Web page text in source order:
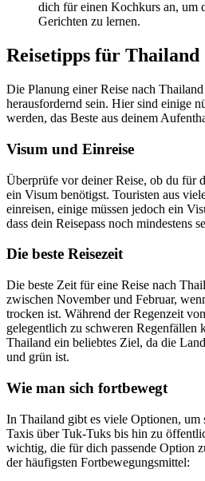
dich für einen Kochkurs an, um
Gerichten zu lernen.
Reisetipps für Thailand
Die Planung einer Reise nach
herausfordernd sein. Hier sind einige
werden, das Beste aus deinem
Visum und Einreise
Überprüfe vor deiner Reise, ob du für
ein Visum benötigst. Touristen aus
einreisen, einige müssen jedoch ein
dass dein Reisepass noch mindestens
Die beste Reisezeit
Die beste Zeit für eine Reise nach
zwischen November und Februar,
trocken ist. Während der Regenzeit
gelegentlich zu schweren Regenfällen
Thailand ein beliebtes Ziel, da die
und grün ist.
Wie man sich fortbewegt
In Thailand gibt es viele Optionen, um
Taxis über Tuk-Tuks bis hin zu
wichtig, die für dich passende Option
der häufigsten Fortbewegungsmittel: